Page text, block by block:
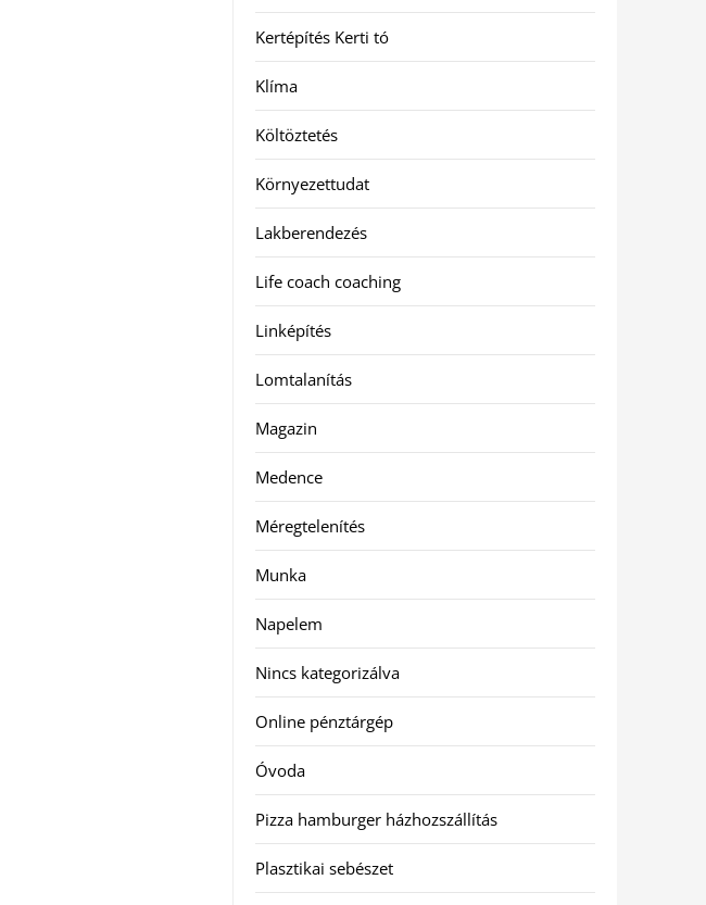
Kertépítés Kerti tó
Klíma
Költöztetés
Környezettudat
Lakberendezés
Life coach coaching
Linképítés
Lomtalanítás
Magazin
Medence
Méregtelenítés
Munka
Napelem
Nincs kategorizálva
Online pénztárgép
Óvoda
Pizza hamburger házhozszállítás
Plasztikai sebészet